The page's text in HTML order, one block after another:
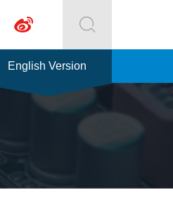


English Version